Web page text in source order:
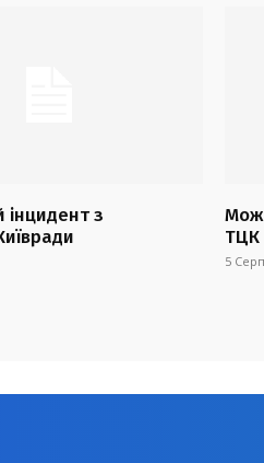
з
ТЦК
5